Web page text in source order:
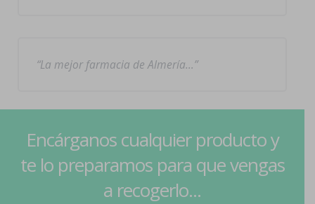
La mejor farmacia de Almería…
Encárganos cualquier producto y
te lo preparamos para que vengas
a recogerlo...